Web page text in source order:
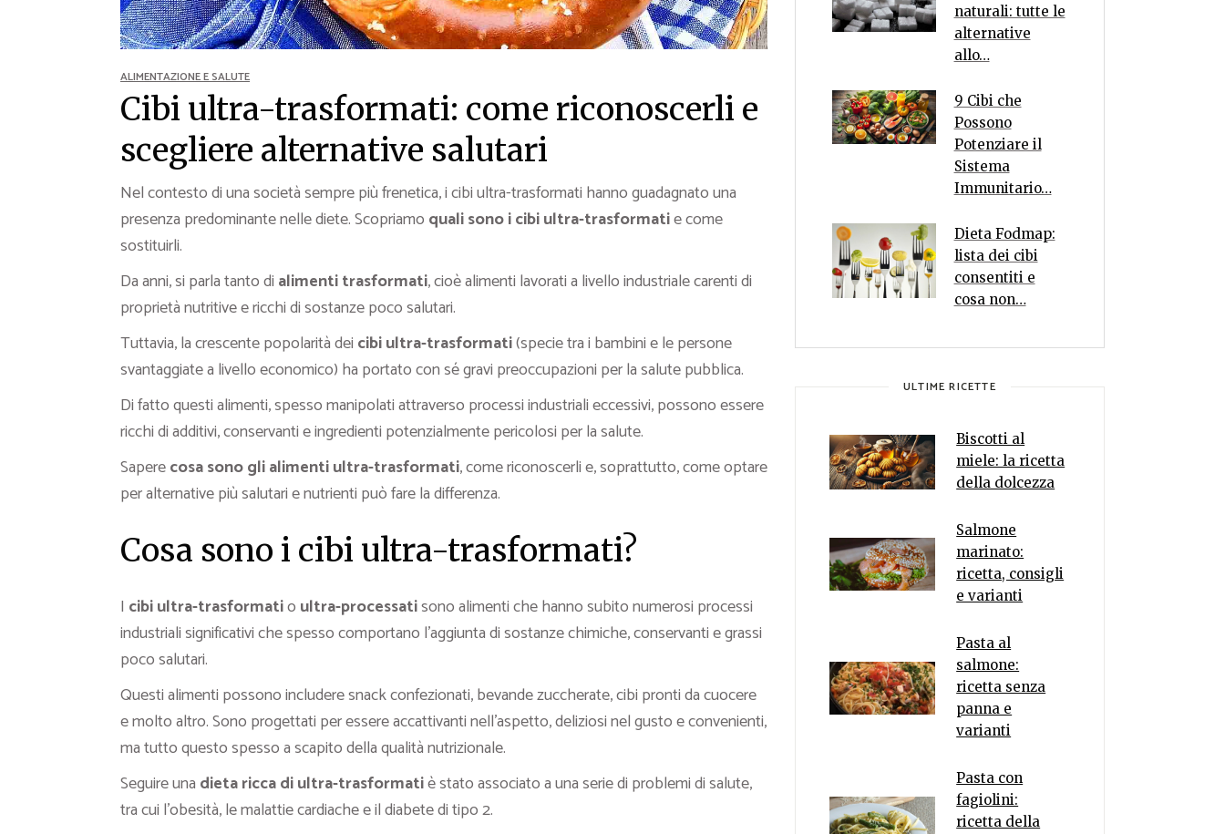
Ricette per Ingrediente
ALIMENTAZIONE E SALUTE
Cibi ultra-trasformati: come riconoscerli e
scegliere alternative salutari
Nel contesto di una società sempre più frenetica, i cibi ultra-trasformati hanno guadagnato una
presenza predominante nelle diete. Scopriamo quali sono i cibi ultra-trasformatie come
sostituirli.
Da anni, si parla tanto di alimenti trasformati, cioè alimenti lavorati a livello industriale carenti di
proprietà nutritive e ricchi di sostanze poco salutari.
Tuttavia, la crescente popolarità dei cibi ultra-trasformati(specie tra i bambini e le persone
svantaggiate a livello economico) ha portato con sé gravi preoccupazioni per la salute pubblica.
Di fatto questi alimenti, spesso manipolati attraverso processi industriali eccessivi, possono essere
ricchi di additivi, conservanti e ingredienti potenzialmente pericolosi per la salute.
Saperecosa sono gli alimenti ultra-trasformati, come riconoscerli e, soprattutto, come optare
per alternative più salutari e nutrienti può fare la differenza.
Cosa sono i cibi ultra-trasformati?
I cibi ultra-trasformatio ultra-processatisono alimenti che hanno subito numerosi processi
industriali significativi che spesso comportano l’aggiunta di sostanze chimiche, conservanti e grassi
poco salutari.
Questi alimenti possono includere snack confezionati, bevande zuccherate, cibi pronti da cuocere
e molto altro. Sono progettati per essere accattivanti nell’aspetto, deliziosi nel gusto e convenienti,
ma tutto questo spesso a scapito della qualità nutrizionale.
Seguire una dieta ricca di ultra-trasformatiè stato associato a una serie di problemi di salute,
tra cui l’obesità, le malattie cardiache e il diabete di tipo 2.
naturali: tutte le
alternative
allo…
9 Cibi che
Possono
Potenziare il
Sistema
Immunitario…
Dieta Fodmap:
lista dei cibi
consentiti e
cosa non…
ULTIME RICETTE
Biscotti al
miele: la ricetta
della dolcezza
Salmone
marinato:
ricetta, consigli
e varianti
Pasta al
salmone:
ricetta senza
panna e
varianti
Pasta con
fagiolini:
ricetta della